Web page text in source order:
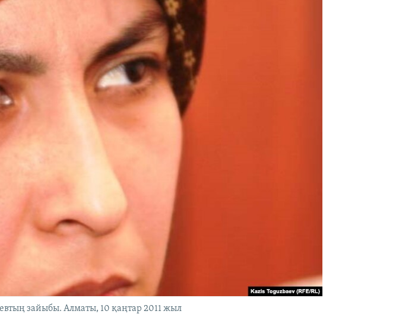
зайыбы. Алматы, 10 қаңтар 2011 жыл